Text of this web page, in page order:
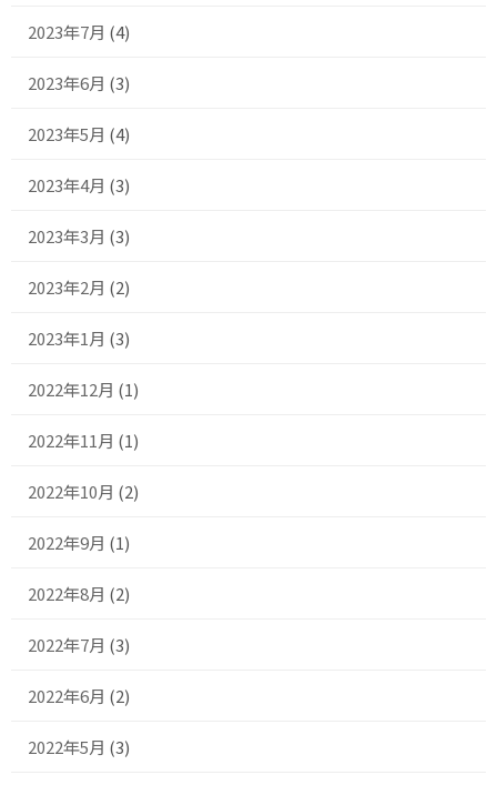
2023年7月 (4)
2023年6月 (3)
2023年5月 (4)
2023年4月 (3)
2023年3月 (3)
2023年2月 (2)
2023年1月 (3)
2022年12月 (1)
2022年11月 (1)
2022年10月 (2)
2022年9月 (1)
2022年8月 (2)
2022年7月 (3)
2022年6月 (2)
2022年5月 (3)